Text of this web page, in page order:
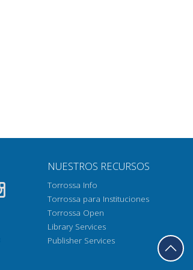
NUESTROS RECURSOS
Torrossa Info
Torrossa para Instituciones
Torrossa Open
Library Services
Publisher Services